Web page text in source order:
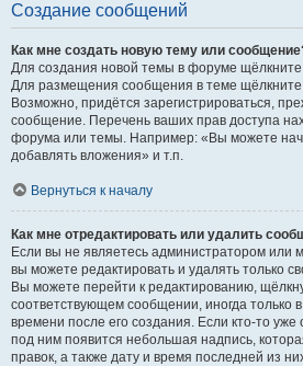
Создание сообщений
Как мне создать новую тему или
Для создания новой темы в форуме
Для размещения сообщения в теме щёлкните
Возможно, придётся зарегистрироваться,
сообщение. Перечень ваших прав доступа
форума или темы. Например: «Вы можете
добавлять вложения» и т.п.
Вернуться к началу
Как мне отредактировать или удалить
Если вы не являетесь администратором или
вы можете редактировать и удалять только
Вы можете перейти к редактированию,
соответствующем сообщении, иногда только
времени после его создания. Если кто-то
под ним появится небольшая надпись,
правок, а также дату и время последней из